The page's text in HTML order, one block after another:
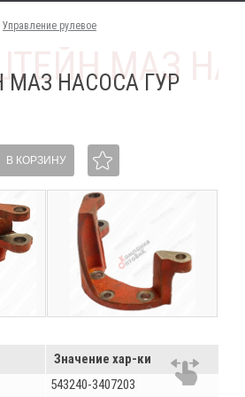
Управление рулевое
НАСОСА ГУР
В КОРЗИНУ
Значение хар-ки
543240-3407203